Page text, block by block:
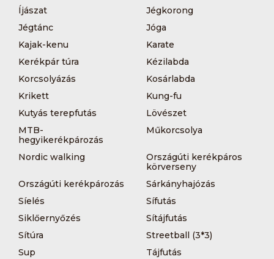
Íjászat
Jégkorong
Jégtánc
Jóga
Kajak-kenu
Karate
Kerékpár túra
Kézilabda
Korcsolyázás
Kosárlabda
Krikett
Kung-fu
Kutyás terepfutás
Lövészet
MTB-
hegyikerékpározás
Műkorcsolya
Nordic walking
Országúti kerékpáros
körverseny
Országúti kerékpározás
Sárkányhajózás
Síelés
Sífutás
Siklőernyőzés
Sítájfutás
Sítúra
Streetball (3*3)
Sup
Tájfutás